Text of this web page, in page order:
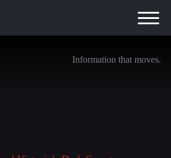
Information that moves.
and Victoria’s Dark Secrets